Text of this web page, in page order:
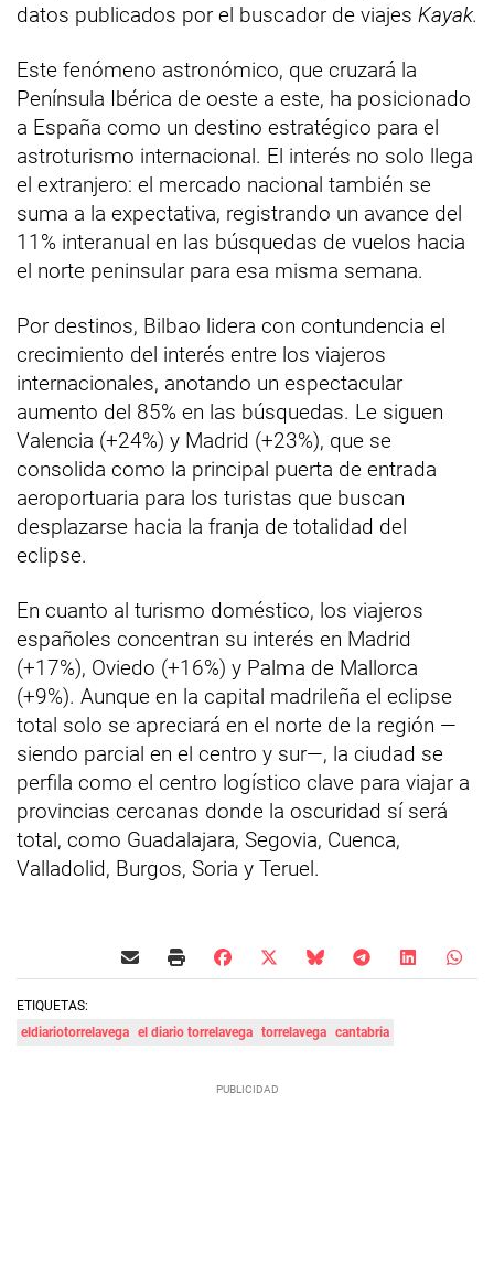
datos publicados por el buscador de viajes Kayak.
Este fenómeno astronómico, que cruzará la
Península Ibérica de oeste a este, ha posicionado
a España como un destino estratégico para el
astroturismo internacional. El interés no solo llega
el extranjero: el mercado nacional también se
suma a la expectativa, registrando un avance del
11% interanual en las búsquedas de vuelos hacia
el norte peninsular para esa misma semana.
Por destinos, Bilbao lidera con contundencia el
crecimiento del interés entre los viajeros
internacionales, anotando un espectacular
aumento del 85% en las búsquedas. Le siguen
Valencia (+24%) y Madrid (+23%), que se
consolida como la principal puerta de entrada
aeroportuaria para los turistas que buscan
desplazarse hacia la franja de totalidad del
eclipse.
En cuanto al turismo doméstico, los viajeros
españoles concentran su interés en Madrid
(+17%), Oviedo (+16%) y Palma de Mallorca
(+9%). Aunque en la capital madrileña el eclipse
total solo se apreciará en el norte de la región —
siendo parcial en el centro y sur—, la ciudad se
perfila como el centro logístico clave para viajar a
provincias cercanas donde la oscuridad sí será
total, como Guadalajara, Segovia, Cuenca,
Valladolid, Burgos, Soria y Teruel.
ETIQUETAS:
eldiariotorrelavega el diario torrelavega torrelavega cantabria